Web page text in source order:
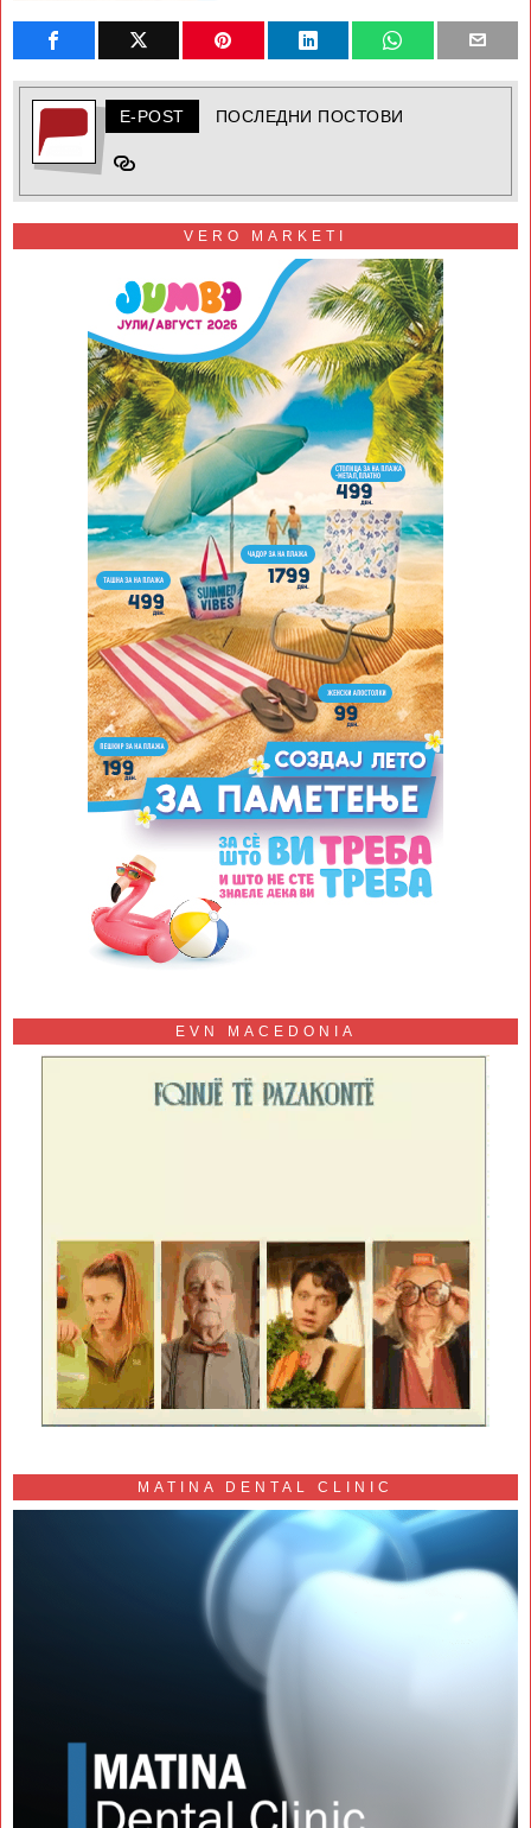
E-POST ПОСЛЕДНИ ПОСТОВИ
VERO MARKETI
EVN MACEDONIA
MATINA DENTAL CLINIC